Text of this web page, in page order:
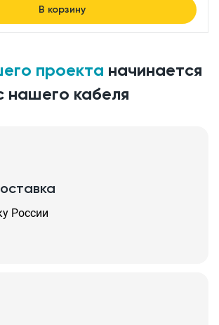
В корзину
проекта начинается
нашего кабеля
России